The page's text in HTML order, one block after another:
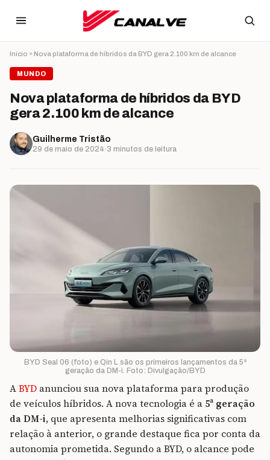
Início » Nova plataforma de híbridos da BYD gera 2.100 km de alcance
MUNDO
Nova plataforma de híbridos da BYD
gera 2.100 km de alcance
Guilherme Tristão
29 de maio de 2024·3 minutos de leitura
BYD Seal 06 (foto) e Qin L são os primeiros lançamentos da 5ª
geração da DM-i. Foto: Divulgação/BYD
ABYD anunciou sua nova plataforma para produção
de veículos híbridos. A nova tecnologia é a 5ª geração
da DM-i, que apresenta melhorias significativas com
relação à anterior, o grande destaque fica por conta da
autonomia prometida. Segundo a BYD, o alcance pode